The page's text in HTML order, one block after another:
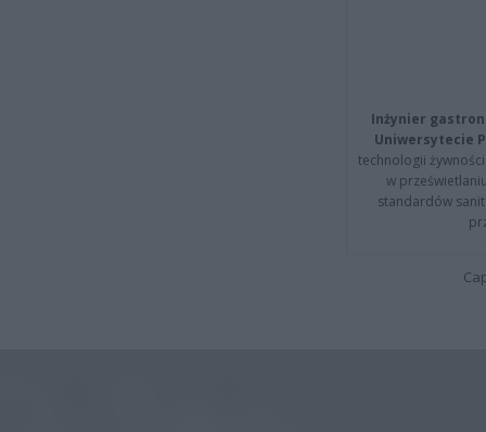
Inżynier
Uniwersytecie
technologii
w
standardów